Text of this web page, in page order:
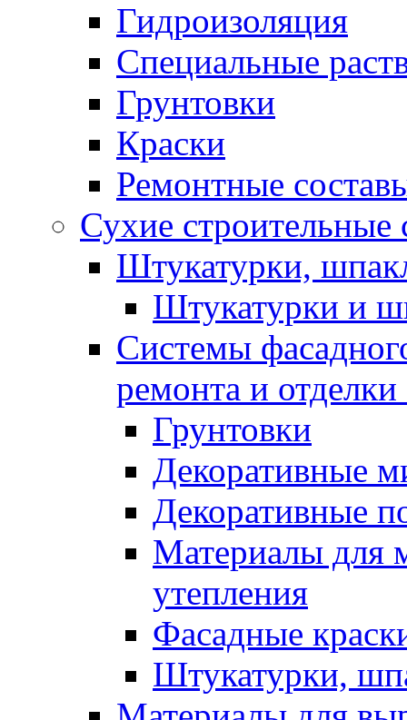
Гидроизоляция
Специальные
Грунтовки
Краски
Ремонтные
Сухие
Штукатурки,
Штукатурки и
Системы
ремонта и отделки
Грунтовки
Декоративные
Декоративные
Материалы для
утепления
Фасадные
Штукатурки,